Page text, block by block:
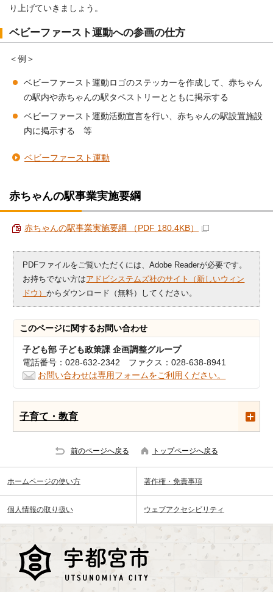
り上げていきましょう。
ベビーファースト運動への参画の仕方
＜例＞
ベビーファースト運動ロゴのステッカーを作成して、赤ちゃん
の駅内や赤ちゃんの駅タペストリーとともに掲示する
ベビーファースト運動活動宣言を行い、赤ちゃんの駅設置施設
内に掲示する 等
ベビーファースト運動
赤ちゃんの駅事業実施要綱
赤ちゃんの駅事業実施要綱 （PDF 180.4KB）
PDFファイルをご覧いただくには、Adobe Readerが必要です。
お持ちでない方はアドビシステムズ社のサイト（新しいウィン
ドウ）からダウンロード（無料）してください。
このページに関するお問い合わせ
子ども部 子ども政策課 企画調整グループ
電話番号：028-632-2342 ファクス：028-638-8941
お問い合わせは専用フォームをご利用ください。
子育て・教育
前のページへ戻る トップページへ戻る
ホームページの使い方 著作権・免責事項
個人情報の取り扱い ウェブアクセシビリティ